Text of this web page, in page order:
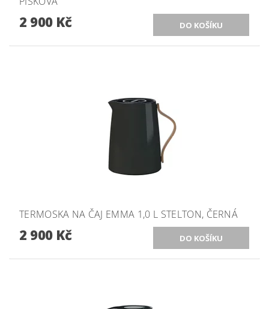
2 900 Kč
TERMOSKA NA ČAJ EMMA 1,0 L STELTON, ČERNÁ
2 900 Kč